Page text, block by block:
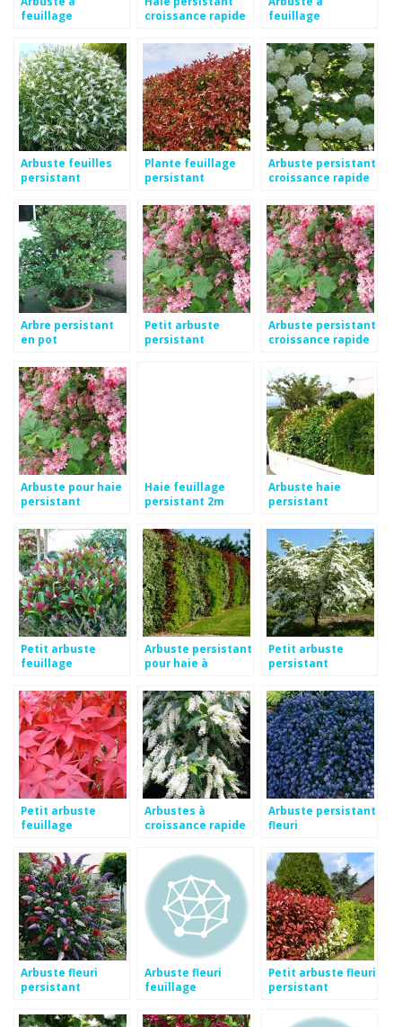
feuillage
croissance rapide
feuillage
croissance rapide
Arbuste feuilles
persistant
Plante feuillage
persistant
Arbuste persistant
croissance rapide
Arbre persistant
en pot
Petit arbuste
persistant
Arbuste persistant
croissance rapide
Arbuste pour haie
persistant
Haie feuillage
persistant 2m
Arbuste haie
persistant
Petit arbuste
feuillage
Arbuste persistant
pour haie à
Petit arbuste
persistant
Petit arbuste
feuillage
Arbustes à
croissance rapide
persistant
Arbuste persistant
fleuri
Arbuste fleuri
persistant
Arbuste fleuri
feuillage
Petit arbuste fleuri
persistant